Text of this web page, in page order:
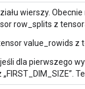
wierszy.
row_splits z
tensor value_rowids
jeśli dla pierwszego